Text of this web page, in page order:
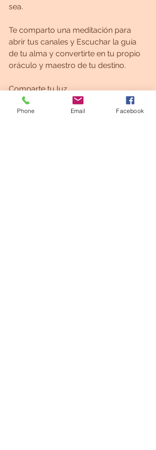
sea.
Te comparto una meditación para
abrir tus canales y Escuchar la guía
de tu alma y convertirte en tu propio
oráculo y maestro de tu destino.
Comparte tu luz.
https://youtu.be/XLntoPaVxT8
Phone Email Facebook